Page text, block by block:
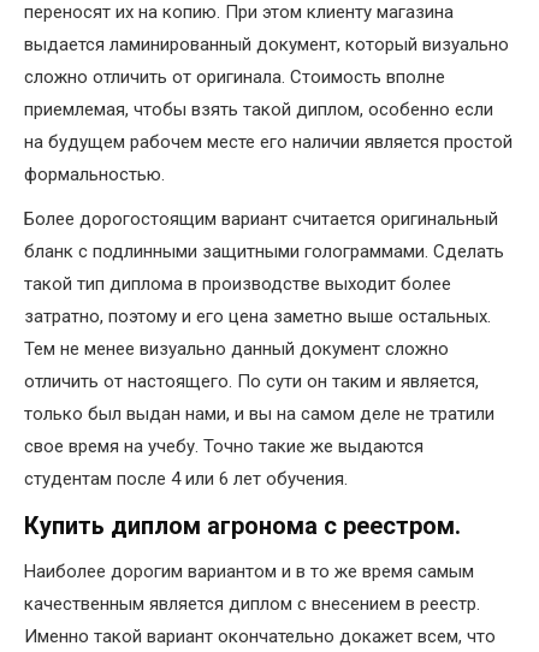
переносят их на копию. При этом клиенту магазина
выдается ламинированный документ, который визуально
сложно отличить от оригинала. Стоимость вполне
приемлемая, чтобы взять такой диплом, особенно если
на будущем рабочем месте его наличии является простой
формальностью.
Более дорогостоящим вариант считается оригинальный
бланк с подлинными защитными голограммами. Сделать
такой тип диплома в производстве выходит более
затратно, поэтому и его цена заметно выше остальных.
Тем не менее визуально данный документ сложно
отличить от настоящего. По сути он таким и является,
только был выдан нами, и вы на самом деле не тратили
свое время на учебу. Точно такие же выдаются
студентам после 4 или 6 лет обучения.
Купить диплом агронома с реестром.
Наиболее дорогим вариантом и в то же время самым
качественным является диплом с внесением в реестр.
Именно такой вариант окончательно докажет всем, что